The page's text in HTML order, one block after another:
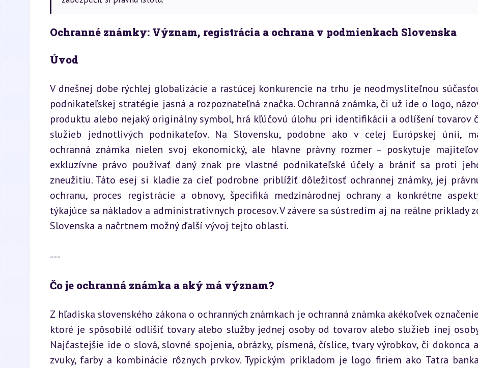
Ochranné známky: Význam, registrácia a ochrana v podmienkach Slovenska
Úvod
V dnešnej dobe rýchlej globalizácie a rastúcej konkurencie na trhu je neodmysliteľnou
podnikateľskej stratégie jasná a rozpoznateľná značka. Ochranná známka, či už ide o logo,
produktu alebo nejaký originálny symbol, hrá kľúčovú úlohu pri identifikácii a odlíšení tovarov
služieb jednotlivých podnikateľov. Na Slovensku, podobne ako v celej Európskej únii,
ochranná známka nielen svoj ekonomický, ale hlavne právny rozmer – poskytuje
exkluzívne právo používať daný znak pre vlastné podnikateľské účely a brániť sa proti
zneužitiu. Táto esej si kladie za cieľ podrobne priblížiť dôležitosť ochrannej známky, jej
ochranu, proces registrácie a obnovy, špecifiká medzinárodnej ochrany a konkrétne
týkajúce sa nákladov a administratívnych procesov. V závere sa sústredím aj na reálne príklady
Slovenska a načrtnem možný ďalší vývoj tejto oblasti.
---
Čo je ochranná známka a aký má význam?
Z hľadiska slovenského zákona o ochranných známkach je ochranná známka akékoľvek
ktoré je spôsobilé odlíšiť tovary alebo služby jednej osoby od tovarov alebo služieb inej
Najčastejšie ide o slová, slovné spojenia, obrázky, písmená, číslice, tvary výrobkov, či dokonca
zvuky, farby a kombinácie rôznych prvkov. Typickým príkladom je logo firiem ako Tatra